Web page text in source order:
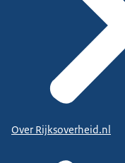
Over Rijksoverheid.nl